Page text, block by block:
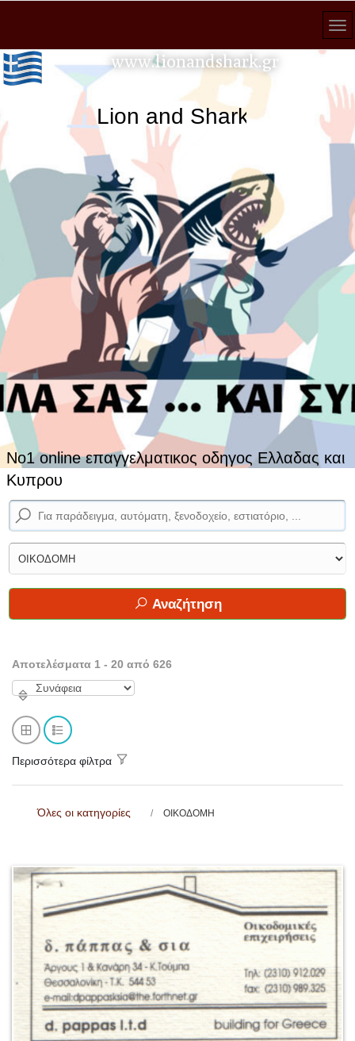
No1 online επαγγελματικος οδηγος Ελλαδας και
Κυπρου
www.lionandshark.gr
Lion and Shark κάθε
Αναζήτηση
Αποτελέσματα 1 - 20 από 626
Περισσότερα φίλτρα
Όλες οι κατηγορίες ΟΙΚΟΔΟΜΗ